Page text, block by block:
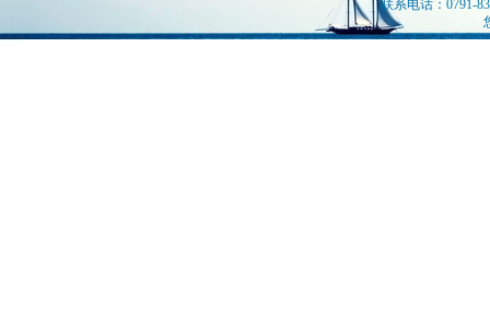
联系电话：0791-
您